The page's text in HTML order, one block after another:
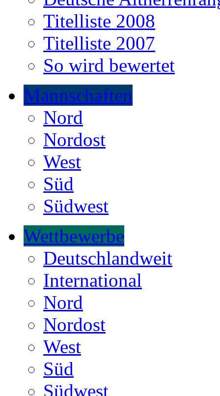
Titelliste 2008
Titelliste 2007
So wird bewertet
Mannschaften
Nord
Nordost
West
Süd
Südwest
Wettbewerbe
Deutschlandweit
International
Nord
Nordost
West
Süd
Südwest